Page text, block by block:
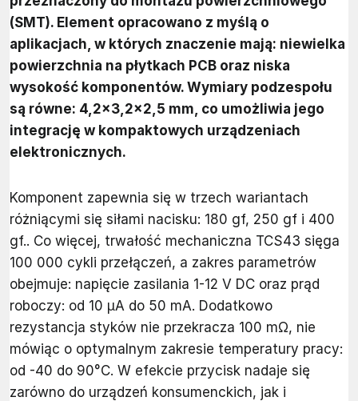
(SMT). Element opracowano z myślą o
aplikacjach, w których znaczenie mają: niewielka
powierzchnia na płytkach PCB oraz niska
wysokość komponentów. Wymiary podzespołu
są równe: 4,2×3,2×2,5 mm, co umożliwia jego
integrację w kompaktowych urządzeniach
elektronicznych.
Komponent zapewnia się w trzech wariantach
różniącymi się siłami nacisku: 180 gf, 250 gf i 400
gf.. Co więcej, trwałość mechaniczna TCS43 sięga
100 000 cykli przełączeń, a zakres parametrów
obejmuje: napięcie zasilania 1-12 V DC oraz prąd
roboczy: od 10 µA do 50 mA. Dodatkowo
rezystancja styków nie przekracza 100 mΩ, nie
mówiąc o optymalnym zakresie temperatury pracy:
od -40 do 90°C. W efekcie przycisk nadaje się
zarówno do urządzeń konsumenckich, jak i